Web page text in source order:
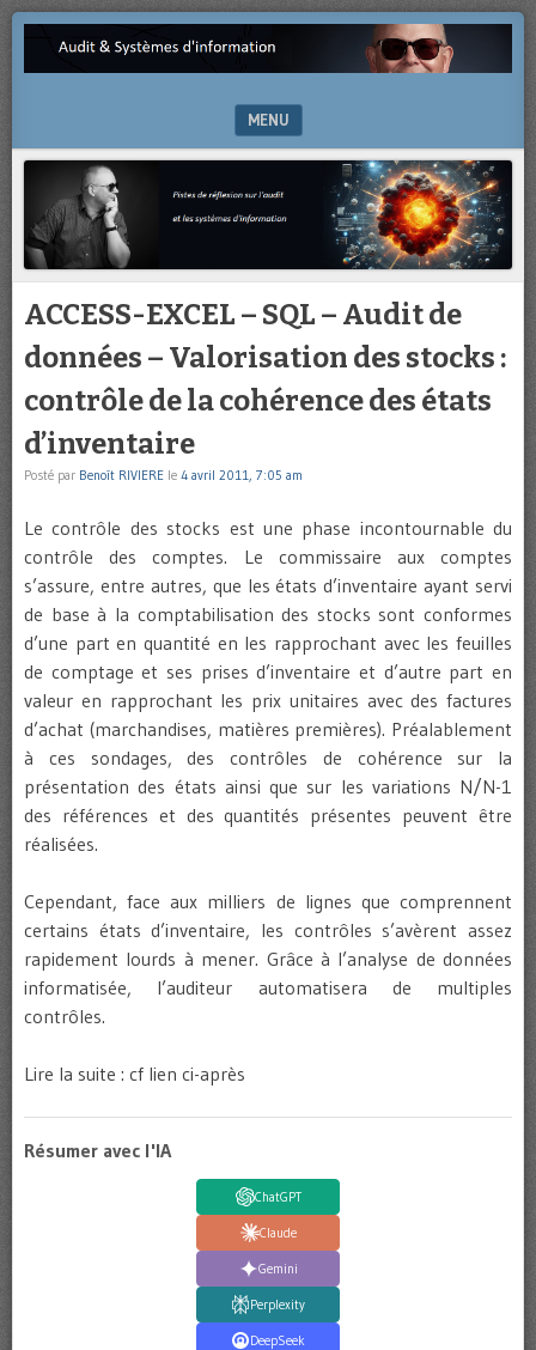
AUDIT
D'INFORMATION
Pistes
et
systèmes
d’information
MENU
SKIP TO CONTENT
ACCESS-EXCEL – SQL – Audit de
données – Valorisation des stocks :
contrôle de la cohérence des états
d’inventaire
Posté par Benoît RIVIERE le 4 avril 2011, 7:05 am
Le contrôle des stocks est une phase incontournable du
contrôle des comptes. Le commissaire aux comptes
s’assure, entre autres, que les états d’inventaire ayant servi
de base à la comptabilisation des stocks sont conformes
d’une part en quantité en les rapprochant avec les feuilles
de comptage et ses prises d’inventaire et d’autre part en
valeur en rapprochant les prix unitaires avec des factures
d’achat (marchandises, matières premières). Préalablement
à ces sondages, des contrôles de cohérence sur la
présentation des états ainsi que sur les variations N/N-1
des références et des quantités présentes peuvent être
réalisées.
Cependant, face aux milliers de lignes que comprennent
certains états d’inventaire, les contrôles s’avèrent assez
rapidement lourds à mener. Grâce à l’analyse de données
informatisée, l’auditeur automatisera de multiples
contrôles.
Lire la suite : cf lien ci-après
Résumer avec l'IA
ChatGPT
Claude
Gemini
Perplexity
DeepSeek